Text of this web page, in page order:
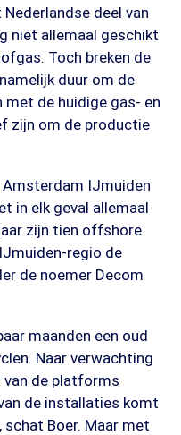
deel van
niet allemaal geschikt
Toch breken de
duur om de
de huidige gas- en
zijn om de productie
Amsterdam IJmuiden
in elk geval allemaal
zijn tien offshore
regio de
de noemer Decom
maanden een oud
Naar verwachting
de platforms
de installaties komt
schat Boer. Maar met